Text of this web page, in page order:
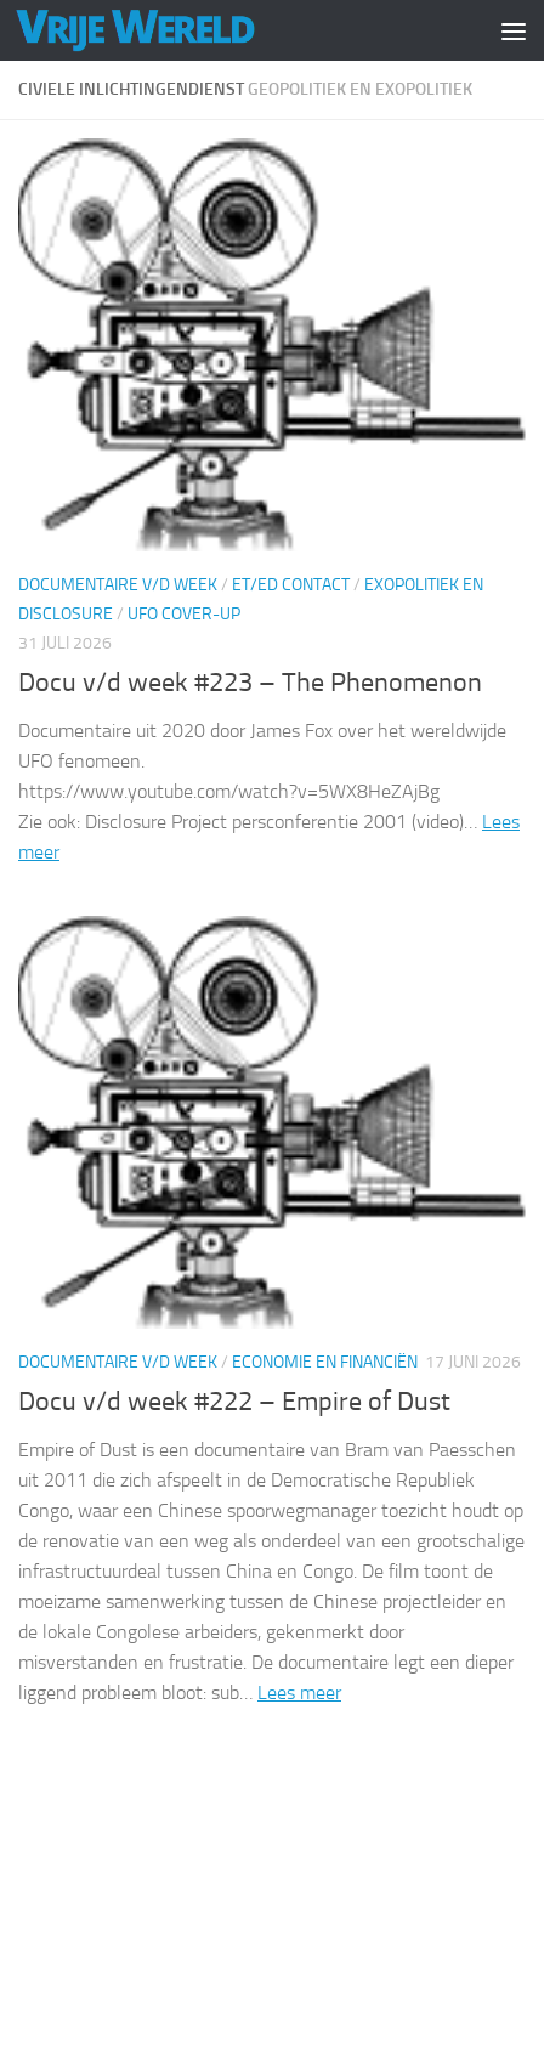
Doorgaan naar inhoud
CIVIELE INLICHTINGENDIENSTGEOPOLITIEK EN EXOPOLITIEK
DOCUMENTAIRE V/D WEEK/ ET/ED CONTACT/ EXOPOLITIEK EN
DISCLOSURE / UFO COVER-UP
31 JULI 2026
Docu v/d week #223 – The Phenomenon
Documentaire uit 2020 door James Fox over het wereldwijde
UFO fenomeen.
https://www.youtube.com/watch?v=5WX8HeZAjBg
Zie ook: Disclosure Project persconferentie 2001 (video)… Lees
meer
DOCUMENTAIRE V/D WEEK/ ECONOMIE EN FINANCIËN 17 JUNI 2026
Docu v/d week #222 – Empire of Dust
Empire of Dust is een documentaire van Bram van Paesschen
uit 2011 die zich afspeelt in de Democratische Republiek
Congo, waar een Chinese spoorwegmanager toezicht houdt op
de renovatie van een weg als onderdeel van een grootschalige
infrastructuurdeal tussen China en Congo. De film toont de
moeizame samenwerking tussen de Chinese projectleider en
de lokale Congolese arbeiders, gekenmerkt door
misverstanden en frustratie. De documentaire legt een dieper
liggend probleem bloot: sub… Lees meer